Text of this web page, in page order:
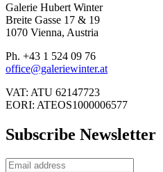
Galerie Hubert Winter
Breite Gasse 17 & 19
1070 Vienna, Austria
Ph. +43 1 524 09 76
office@galeriewinter.at
VAT: ATU 62147723
EORI: ATEOS1000006577
Subscribe Newsletter